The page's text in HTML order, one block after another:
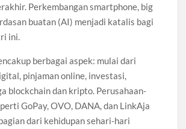
Perkembangan smartphone, big
buatan (AI) menjadi katalis bagi
ini.
berbagai aspek: mulai dari
pinjaman online, investasi,
blockchain dan kripto. Perusahaan-
GoPay, OVO, DANA, dan LinkAja
dari kehidupan sehari-hari